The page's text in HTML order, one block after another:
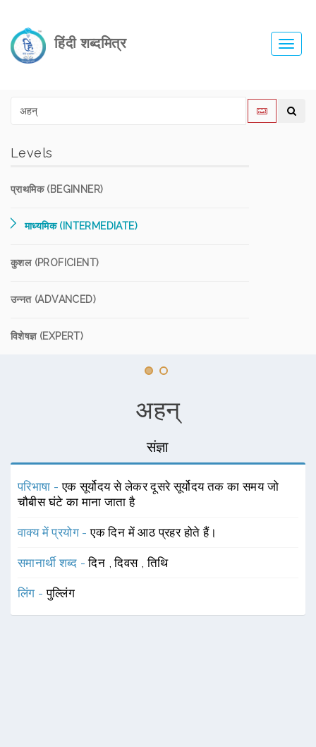
हिंदी शब्दमित्र
Levels
प्राथमिक (BEGINNER)
माध्यमिक (INTERMEDIATE)
कुशल (PROFICIENT)
उन्नत (ADVANCED)
विशेषज्ञ (EXPERT)
अहन्
संज्ञा
परिभाषा -एक सूर्योदय से लेकर दूसरे सूर्योदय तक का समय जो
चौबीस घंटे का माना जाता है
वाक्य में प्रयोग -एक दिन में आठ प्रहर होते हैं।
समानार्थी शब्द -दिन ,दिवस ,तिथि
लिंग -पुल्लिंग